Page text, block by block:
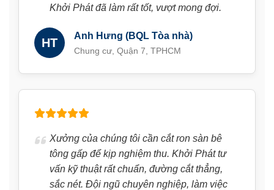
Khởi Phát đã làm rất tốt, vượt mong đợi.
HT
Anh Hưng (BQL Tòa nhà)
Chung cư, Quận 7, TPHCM
Xưởng của chúng tôi cần cắt ron sàn bê
tông gấp để kịp nghiệm thu. Khởi Phát tư
vấn kỹ thuật rất chuẩn, đường cắt thẳng,
sắc nét. Đội ngũ chuyên nghiệp, làm việc